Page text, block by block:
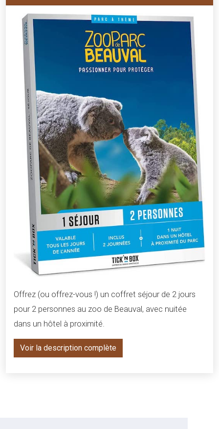
Offrez (ou offrez-vous !) un coffret séjour de 2 jours
pour 2 personnes au zoo de Beauval, avec nuitée
dans un hôtel à proximité.
Voir la description complète